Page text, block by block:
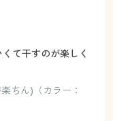
て干すのが楽しく
ちん)（カラー：